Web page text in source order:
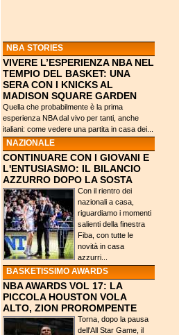
NBA STORIES
VIVERE L’ESPERIENZA NBA NEL
TEMPIO DEL BASKET: UNA
SERA CON I KNICKS AL
MADISON SQUARE GARDEN
Quella che probabilmente è la prima
esperienza NBA dal vivo per tanti, anche
italiani: come vedere una partita in casa dei...
NAZIONALE
CONTINUARE CON I GIOVANI E
L'ENTUSIASMO: IL BILANCIO
AZZURRO DOPO LA SOSTA
Con il rientro dei
nazionali a casa,
riguardiamo i momenti
salienti della finestra
Fiba, con tutte le
novità in casa
azzurri...
BASKETISSIMO AWARDS
NBA AWARDS VOL 17: LA
PICCOLA HOUSTON VOLA
ALTO, ZION PROROMPENTE
Torna, dopo la pausa
dell'All Star Game, il